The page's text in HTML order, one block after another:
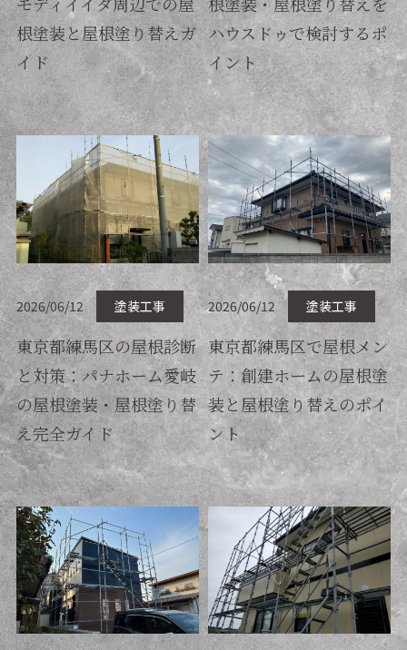
根塗装と屋根塗り替えガ
イド
ハウスドゥで検討するポ
イント
2026/06/12 塗装工事
東京都練馬区の屋根診断
と対策：パナホーム愛岐
の屋根塗装・屋根塗り替
え完全ガイド
2026/06/12 塗装工事
東京都練馬区で屋根メン
テ：創建ホームの屋根塗
装と屋根塗り替えのポイ
ント